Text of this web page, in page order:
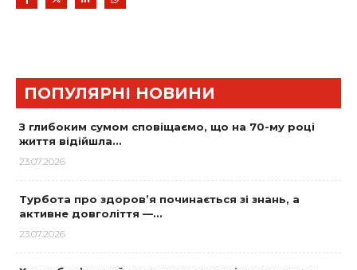
ПОПУЛЯРНІ НОВИНИ
З глибоким сумом сповіщаємо, що на 70-му році
життя відійшла…
23.07.2026
Турбота про здоров’я починається зі знань, а
активне довголіття —…
23.07.2026